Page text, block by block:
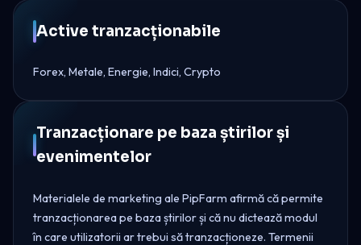
Active tranzacționabile
Forex, Metale, Energie, Indici, Crypto
Tranzacționare pe baza știrilor și
evenimentelor
Materialele de marketing ale PipFarm afirmă că permite
tranzacționarea pe baza știrilor și că nu dictează modul
în care utilizatorii ar trebui să tranzacționeze. Termenii